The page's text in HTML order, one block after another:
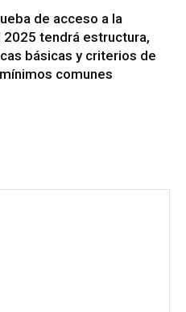
de acceso a la
2025 tendrá estructura,
básicas y criterios de
comunes